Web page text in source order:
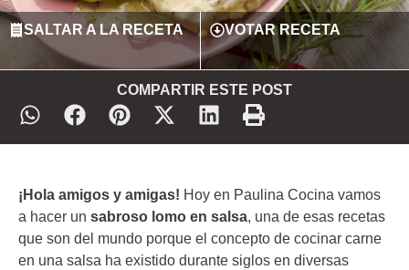
SALTAR A LA RECETA VOTAR RECETA
COMPARTIR ESTE POST
¡Hola amigos y amigas! Hoy en Paulina Cocina vamos
a hacer un sabroso lomo en salsa, una de esas recetas
que son del mundo porque el concepto de cocinar carne
en una salsa ha existido durante siglos en diversas